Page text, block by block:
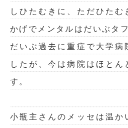
しひたむきに、ただひたむ
かげでメンタルはだいぶタ
だいぶ過去に重症で大学病
したが、今は病院はほと
す。
小瓶主さんのメッセは温か